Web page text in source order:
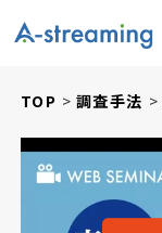
TOP 調査手法